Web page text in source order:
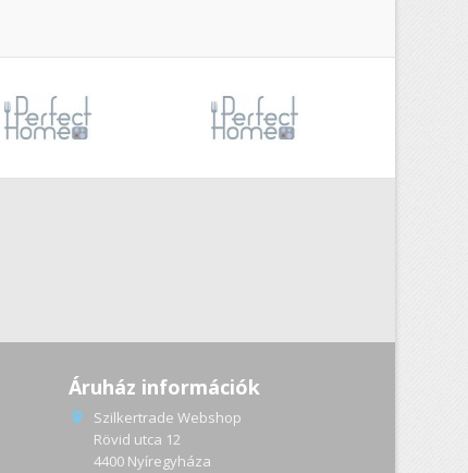
Áruház információk

Szilkertrade Webshop
Rövid utca 12
4400 Nyíregyháza